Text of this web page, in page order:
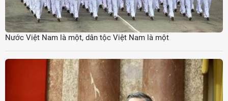
Nước Việt Nam là một, dân tộc Việt Nam là một